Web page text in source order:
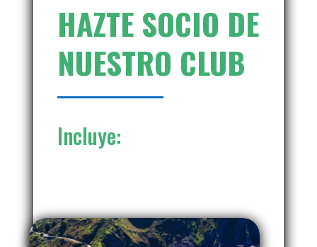
HAZTE SOCIO DE
NUESTRO CLUB
Incluye: